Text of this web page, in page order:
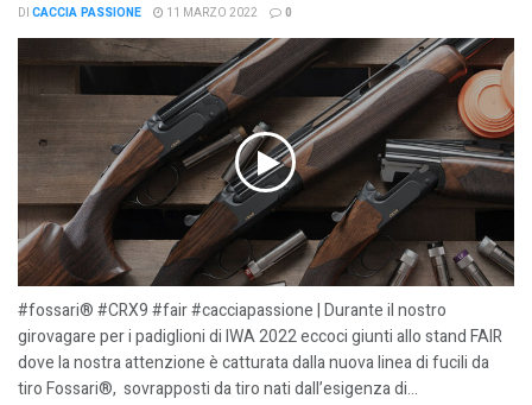
DI CACCIA PASSIONE 11 MARZO 2022 0
#fossari® #CRX9 #fair #cacciapassione | Durante il nostro
girovagare per i padiglioni di IWA 2022 eccoci giunti allo stand FAIR
dove la nostra attenzione è catturata dalla nuova linea di fucili da
tiro Fossari®, sovrapposti da tiro nati dall’esigenza di...